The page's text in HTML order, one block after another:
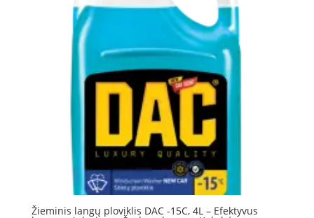
Žieminis langų ploviklis DAC -15C, 4L – Efektyvus